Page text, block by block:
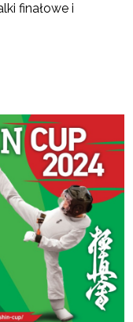
finałowe i